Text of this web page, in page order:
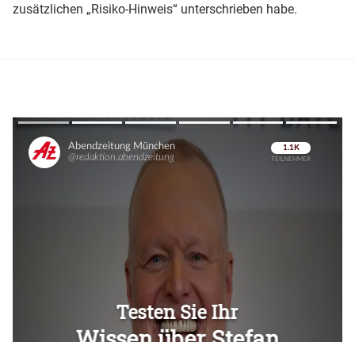
zusätzlichen „Risiko-Hinweis“ unterschrieben habe.
Überspringen
Überspringen